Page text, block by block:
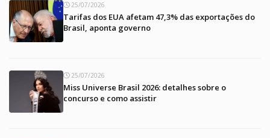
25/07/2026
Tarifas dos EUA afetam 47,3% das exportações do
Brasil, aponta governo
25/07/2026
Miss Universe Brasil 2026: detalhes sobre o
concurso e como assistir